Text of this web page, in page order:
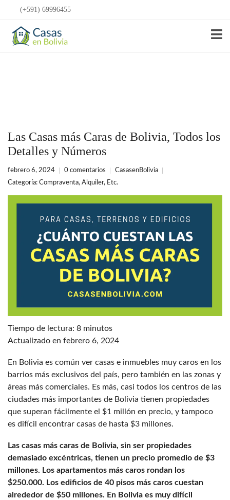
(+591) 69996455
Anunciar Gratis
Las Casas más Caras de Bolivia, Todos los
Detalles y Números
febrero 6, 2024 0 comentarios
CasasenBolivia
Categoría: Compraventa, Alquiler, Etc.
Tiempo de lectura: 8 minutos
Actualizado en febrero 6, 2024
En Bolivia es común ver casas e inmuebles muy caros en los
barrios más exclusivos del país, pero también en las zonas y
áreas más comerciales. Es más, casi todos los centros de las
ciudades más importantes de Bolivia tienen propiedades
que superan fácilmente el $1 millón en precio, y tampoco
es difícil encontrar casas de hasta $3 millones.
Las casas más caras de Bolivia, sin ser propiedades
demasiado excéntricas, tienen un precio promedio de $3
millones. Los apartamentos más caros rondan los
$250.000. Los edificios de 40 pisos más caros cuestan
alrededor de $50 millones. En Bolivia es muy difícil